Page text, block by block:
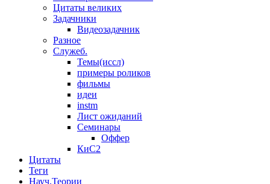
Цитаты великих
Задачники
Видеозадачник
Разное
Служеб.
Темы(иссл)
примеры роликов
фильмы
идеи
instm
Лист ожиданий
Семинары
Оффер
КиС2
Цитаты
Теги
Науч.Теории